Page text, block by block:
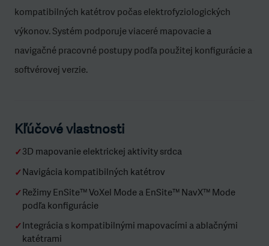
kompatibilných katétrov počas elektrofyziologických
výkonov. Systém podporuje viaceré mapovacie a
navigačné pracovné postupy podľa použitej konfigurácie a
softvérovej verzie.
Kľúčové vlastnosti
✓3D mapovanie elektrickej aktivity srdca
✓Navigácia kompatibilných katétrov
✓Režimy EnSite™ VoXel Mode a EnSite™ NavX™ Mode
podľa konfigurácie
✓Integrácia s kompatibilnými mapovacími a ablačnými
katétrami